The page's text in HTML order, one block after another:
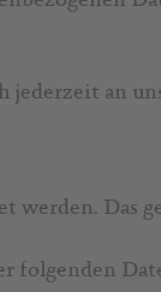
jederzeit an
Das
folgenden